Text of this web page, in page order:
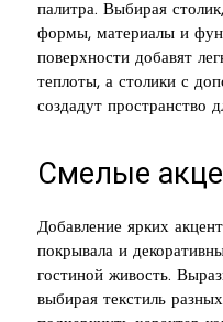
палитра. Выбирая
формы, материалы и
поверхности добавят
теплоты, а столики с
создадут пространство
Смелые
Добавление ярких
покрывала и
гостиной живость.
выбирая текстиль